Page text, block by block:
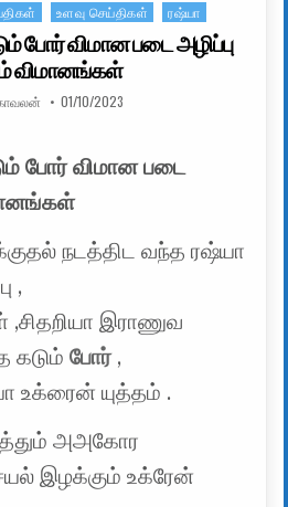
உளவு செய்திகள் ரஷ்யா
போர் விமான படை அழிப்பு
விமானங்கள்
காவலன் PUBLISHED DATE:
01/10/2023
போர் விமான படை
நடத்திட வந்த ரஷ்யா
,
,சிதறியா இராணுவ
கடும் போர்,
உக்ரைன் யுத்தம் .
அஅகோர
இழக்கும் உக்ரேன்